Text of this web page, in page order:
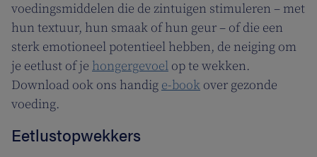
voedingsmiddelen die de zintuigen stimuleren – met
hun textuur, hun smaak of hun geur – of die een
sterk emotioneel potentieel hebben, de neiging om
je eetlust of je hongergevoel op te wekken.
Download ook ons handig e-book over gezonde
voeding.
Eetlustopwekkers